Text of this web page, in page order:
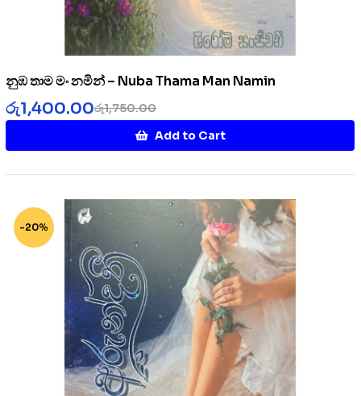
නුඹ තාම මං නමින් – Nuba Thama Man Namin
රු1,750.00
රු1,400.00
Add to Cart
-20%